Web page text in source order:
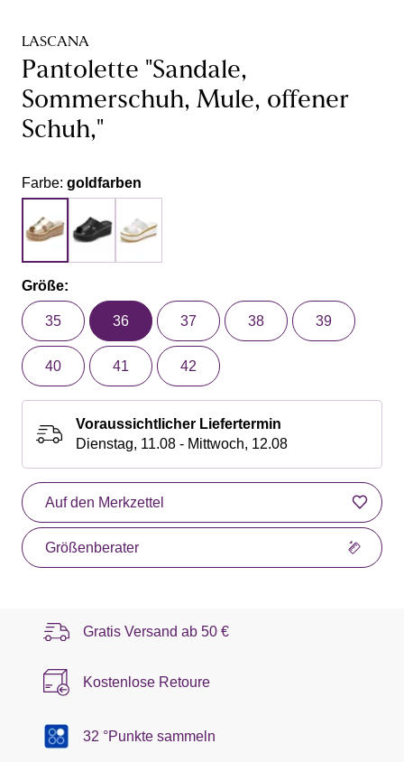
LASCANA
Pantolette "Sandale,
Sommerschuh, Mule, offener
Schuh,"
Farbe: goldfarben
Größe:
35 36 37 38 39
40 41 42
Voraussichtlicher Liefertermin
Dienstag, 11.08 - Mittwoch, 12.08
Auf den Merkzettel
Größenberater
Gratis Versand ab 50 €
Kostenlose Retoure
32 °Punkte sammeln